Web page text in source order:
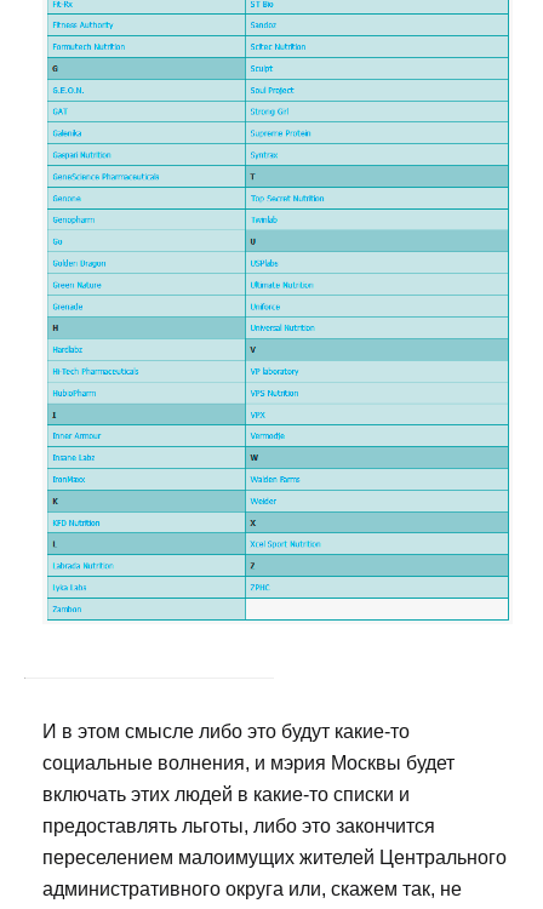
И в этом смысле либо это будут какие-то
социальные волнения, и мэрия Москвы будет
включать этих людей в какие-то списки и
предоставлять льготы, либо это закончится
переселением малоимущих жителей Центрального
административного округа или, скажем так, не